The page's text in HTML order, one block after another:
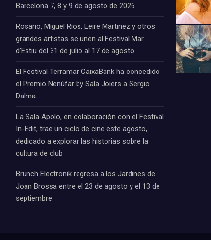
Barcelona 7, 8 y 9 de agosto de 2026
Rosario, Miguel Ríos, Leire Martínez y otros
grandes artistas se unen al Festival Mar
d’Estiu del 31 de julio al 17 de agosto
El Festival Terramar CaixaBank ha concedido
el Premio Nenúfar by Sala Joiers a Sergio
Dalma.
La Sala Apolo, en colaboración con el Festival
In-Edit, trae un ciclo de cine este agosto,
dedicado a explorar las historias sobre la
cultura de club
Brunch Electronik regresa a los Jardines de
Joan Brossa entre el 23 de agosto y el 13 de
septiembre